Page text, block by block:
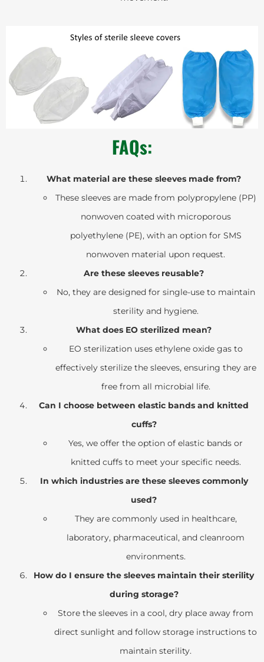
FAQs:
What material are these sleeves made from?
These sleeves are made from polypropylene (PP)
nonwoven coated with microporous
polyethylene (PE), with an option for SMS
nonwoven material upon request.
Are these sleeves reusable?
No, they are designed for single-use to maintain
sterility and hygiene.
What does EO sterilized mean?
EO sterilization uses ethylene oxide gas to
effectively sterilize the sleeves, ensuring they are
free from all microbial life.
Can I choose between elastic bands and knitted
cuffs?
Yes, we offer the option of elastic bands or
knitted cuffs to meet your specific needs.
In which industries are these sleeves commonly
used?
They are commonly used in healthcare,
laboratory, pharmaceutical, and cleanroom
environments.
How do I ensure the sleeves maintain their sterility
during storage?
Store the sleeves in a cool, dry place away from
direct sunlight and follow storage instructions to
maintain sterility.